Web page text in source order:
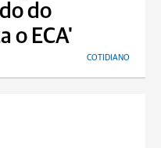
do
o ECA'
COTIDIANO